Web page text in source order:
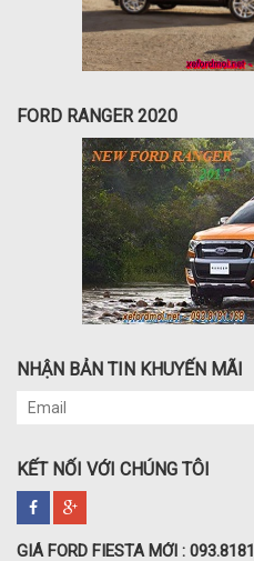
GIÁ FORD FIESTA MỚI :
FORD RANGER 2020
NHẬN BẢN TIN KHUYẾN MÃI
KẾT NỐI VỚI CHÚNG TÔI